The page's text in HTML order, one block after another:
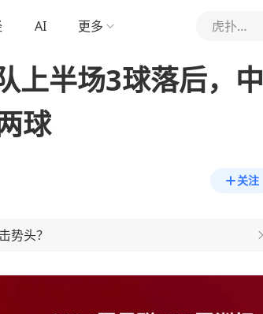
AI 更多 虎扑体育内容
上半场3球落后，中
球
关注
势头？